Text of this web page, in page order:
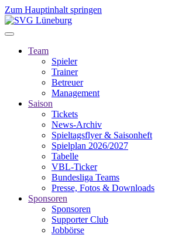
Zum Hauptinhalt springen
Team
Spieler
Trainer
Betreuer
Management
Saison
Tickets
News-Archiv
Spieltagsflyer & Saisonheft
Spielplan 2026/2027
Tabelle
VBL-Ticker
Bundesliga Teams
Presse, Fotos & Downloads
Sponsoren
Sponsoren
Supporter Club
Jobbörse